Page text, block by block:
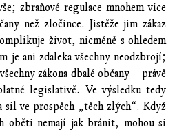
zbraňové regulace mnohem více
než zločince. Jistěže jim zákaz
život, nicméně s ohledem
je ani zdaleka všechny neodzbrojí;
zákona dbalé občany – právě
legislativě. Ve výsledku tedy
sil ve prospěch „těch zlých“. Když
oběti nemají jak bránit, mohou si